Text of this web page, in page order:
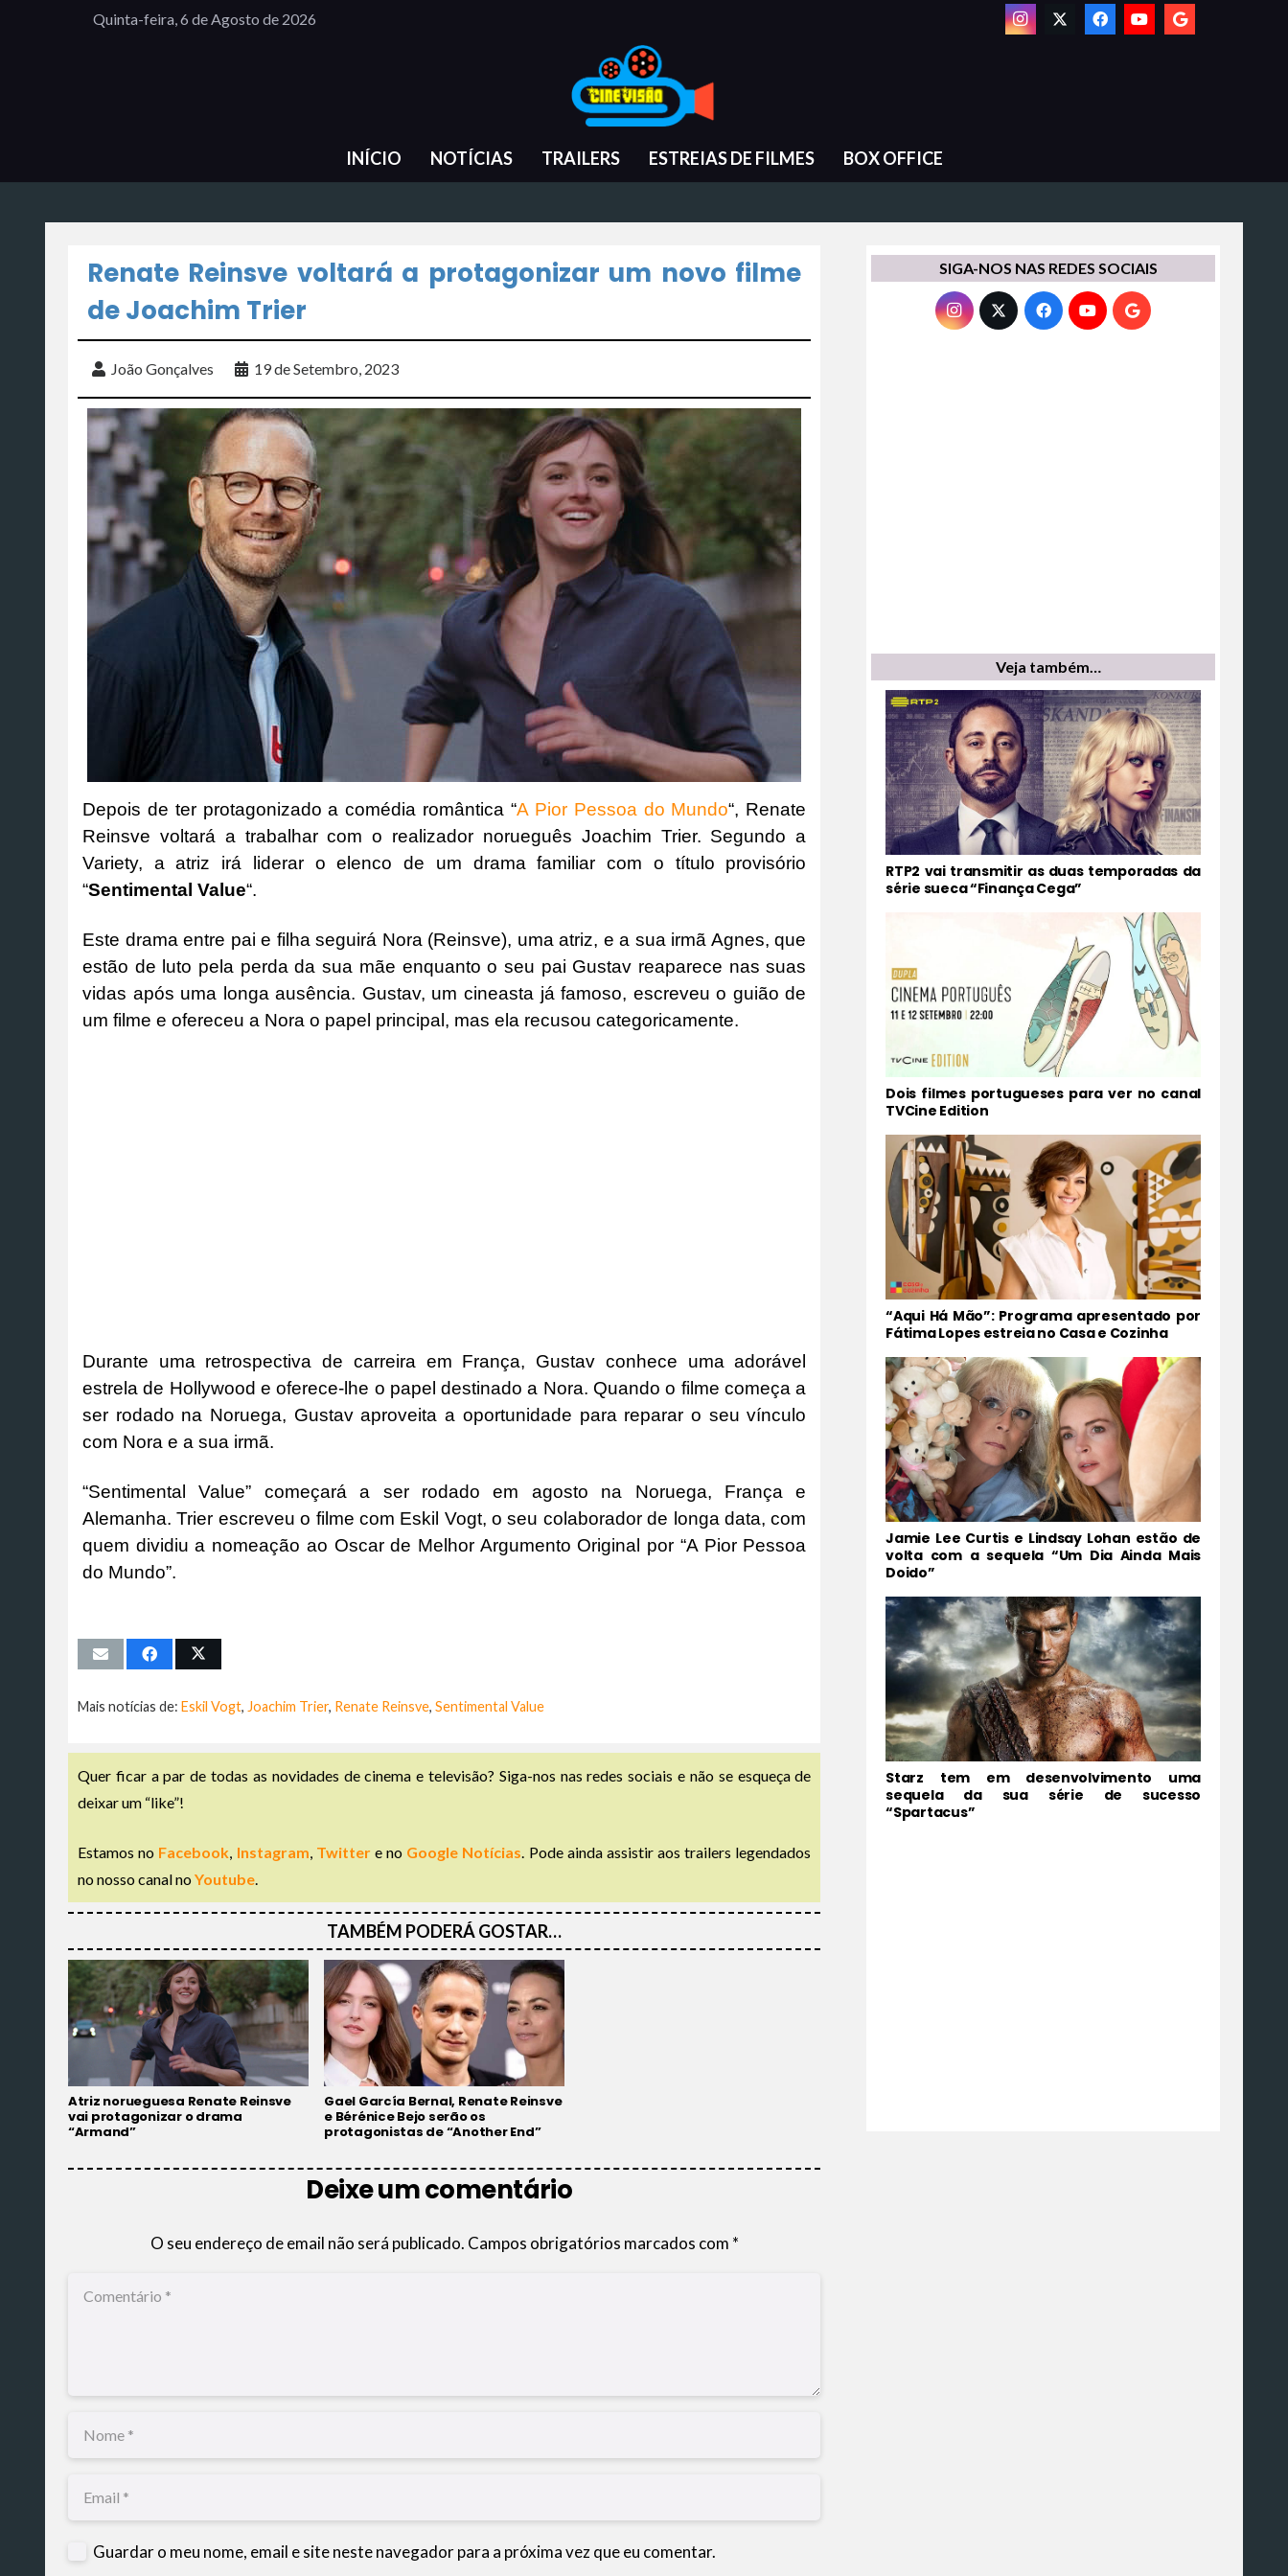
Quinta-feira, 6 de Agosto de 2026
INÍCIO NOTÍCIAS TRAILERS ESTREIAS DE FILMES BOX OFFICE
Renate Reinsve voltará a protagonizar um novo filme
de Joachim Trier
João Gonçalves 19 de Setembro, 2023
Depois de ter protagonizado a comédia romântica “A Pior Pessoa do Mundo“, Renate
Reinsve voltará a trabalhar com o realizador norueguês Joachim Trier. Segundo a
Variety, a atriz irá liderar o elenco de um drama familiar com o título provisório
“Sentimental Value“.
Este drama entre pai e filha seguirá Nora (Reinsve), uma atriz, e a sua irmã Agnes, que
estão de luto pela perda da sua mãe enquanto o seu pai Gustav reaparece nas suas
vidas após uma longa ausência. Gustav, um cineasta já famoso, escreveu o guião de
um filme e ofereceu a Nora o papel principal, mas ela recusou categoricamente.
Durante uma retrospectiva de carreira em França, Gustav conhece uma adorável
estrela de Hollywood e oferece-lhe o papel destinado a Nora. Quando o filme começa a
ser rodado na Noruega, Gustav aproveita a oportunidade para reparar o seu vínculo
com Nora e a sua irmã.
“Sentimental Value” começará a ser rodado em agosto na Noruega, França e
Alemanha. Trier escreveu o filme com Eskil Vogt, o seu colaborador de longa data, com
quem dividiu a nomeação ao Oscar de Melhor Argumento Original por “A Pior Pessoa
do Mundo”.
Mais notícias de: Eskil Vogt, Joachim Trier, Renate Reinsve, Sentimental Value
Quer ficar a par de todas as novidades de cinema e televisão? Siga-nos nas redes sociais e não se esqueça de
deixar um “like”!
Estamos no Facebook, Instagram, Twittere no Google Notícias. Pode ainda assistir aos trailers legendados
no nosso canal noYoutube.
TAMBÉM PODERÁ GOSTAR…
Atriz norueguesa Renate Reinsve
vai protagonizar o drama
“Armand”
Gael García Bernal, Renate Reinsve
e Bérénice Bejo serão os
protagonistas de “Another End”
Deixe um comentário
O seu endereço de email não será publicado. Campos obrigatórios marcados com *
Guardar o meu nome, email e site neste navegador para a próxima vez que eu comentar.
SIGA-NOS NAS REDES SOCIAIS
Veja também…
RTP2 vai transmitir as duas temporadas da
série sueca “Finança Cega”
Dois filmes portugueses para ver no canal
TVCine Edition
“Aqui Há Mão”: Programa apresentado por
Fátima Lopes estreia no Casa e Cozinha
Jamie Lee Curtis e Lindsay Lohan estão de
volta com a sequela “Um Dia Ainda Mais
Doido”
Starz tem em desenvolvimento uma
sequela da sua série de sucesso
“Spartacus”